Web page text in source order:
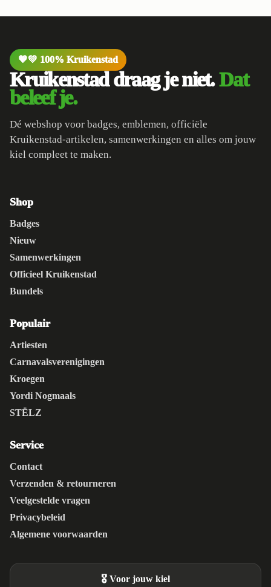
🧡💚 100% Kruikenstad
Kruikenstad draag je niet.Dat
beleef je.
Dé webshop voor badges, emblemen, officiële
Kruikenstad-artikelen, samenwerkingen en alles om jouw
kiel compleet te maken.
Shop
Badges
Nieuw
Samenwerkingen
Officieel Kruikenstad
Bundels
Populair
Artiesten
Carnavalsverenigingen
Kroegen
Yordi Nogmaals
STËLZ
Service
Contact
Verzenden & retourneren
Veelgestelde vragen
Privacybeleid
Algemene voorwaarden
🎖️ Voor jouw kiel